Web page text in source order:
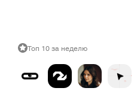
Топ 10 за неделю